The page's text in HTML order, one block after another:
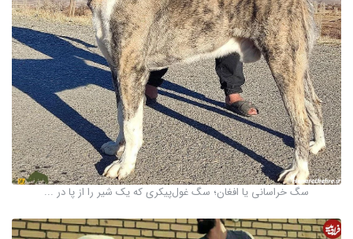
سگ خراسانی یا افغان؛ سگ غول‌پیکری که یک شیر را از پا در ...